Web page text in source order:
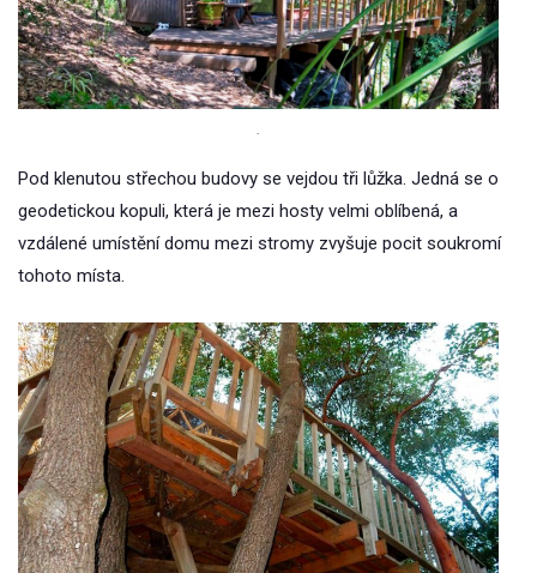
.
Pod klenutou střechou budovy se vejdou tři lůžka. Jedná se o
geodetickou kopuli, která je mezi hosty velmi oblíbená, a
vzdálené umístění domu mezi stromy zvyšuje pocit soukromí
tohoto místa.